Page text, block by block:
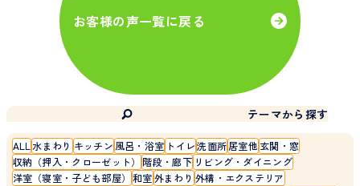
お客様の声一覧に戻る
テーマから探す
ALL水まわり キッチン風呂・浴室 トイレ洗面所居室他玄関・窓
収納（押入・クローゼット）階段・廊下リビング・ダイニング
洋室（寝室・子ども部屋）和室外まわり 外構・エクステリア